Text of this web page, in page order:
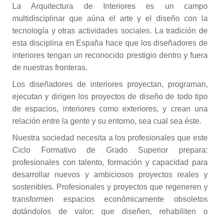
La Arquitectura de Interiores es un campo
multidisciplinar que aúna el arte y el diseño con la
tecnología y otras actividades sociales. La tradición de
esta disciplina en España hace que los diseñadores de
interiores tengan un reconocido prestigio dentro y fuera
de nuestras fronteras.
Los diseñadores de interiores proyectan, programan,
ejecutan y dirigen los proyectos de diseño de todo tipo
de espacios, interiores como exteriores, y crean una
relación entre la gente y su entorno, sea cual sea éste.
Nuestra sociedad necesita a los profesionales que este
Ciclo Formativo de Grado Superior prepara:
profesionales con talento, formación y capacidad para
desarrollar nuevos y ambiciosos proyectos reales y
sostenibles. Profesionales y proyectos que regeneren y
transformen espacios económicamente obsoletos
dotándolos de valor; que diseñen, rehabiliten o